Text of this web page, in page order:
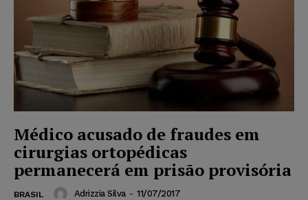
Médico acusado de fraudes em
cirurgias ortopédicas
permanecerá em prisão provisória
BRASIL Adrizzia Silva - 11/07/2017